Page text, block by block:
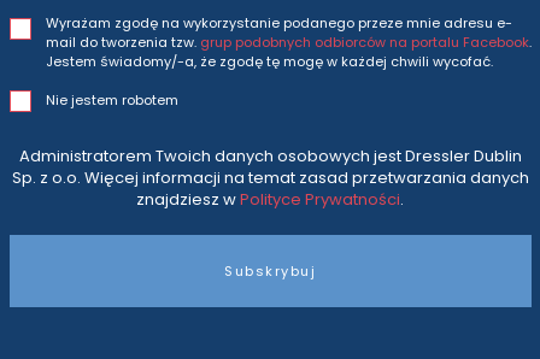
Wyrażam zgodę na wykorzystanie podanego przeze mnie adresu e-
mail do tworzenia tzw. grup podobnych odbiorców na portalu Facebook.
Jestem świadomy/-a, że zgodę tę mogę w każdej chwili wycofać.
Nie jestem robotem
Administratorem Twoich danych osobowych jest Dressler Dublin
Sp. z o.o. Więcej informacji na temat zasad przetwarzania danych
znajdziesz wPolityce Prywatności.
Subskrybuj